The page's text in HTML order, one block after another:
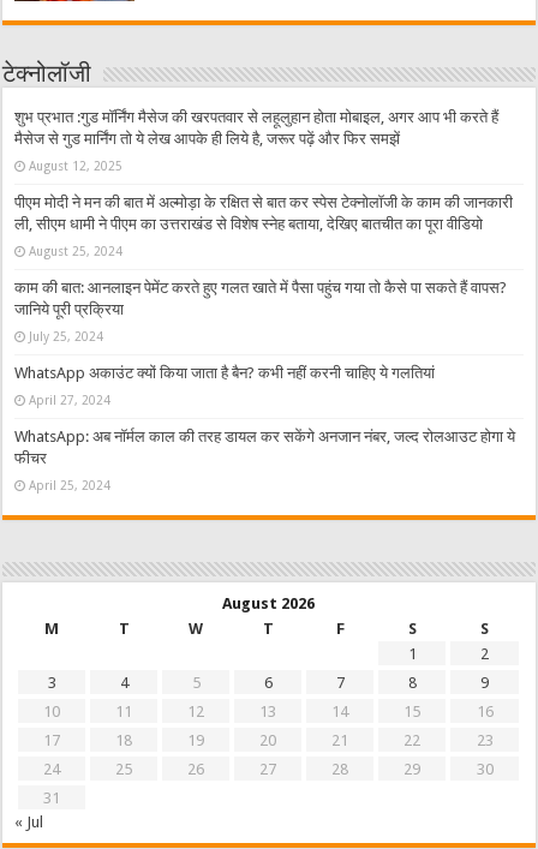
टेक्नोलॉजी
शुभ प्रभात :गुड मॉर्निंग मैसेज की खरपतवार से लहूलुहान होता मोबाइल, अगर आप भी करते हैं
मैसेज से गुड मार्निंग तो ये लेख आपके ही लिये है, जरूर पढ़ें और फिर समझें
August 12, 2025
पीएम मोदी ने मन की बात में अल्मोड़ा के रक्षित से बात कर स्पेस टेक्नोलॉजी के काम की जानकारी
ली, सीएम धामी ने पीएम का उत्तराखंड से विशेष स्नेह बताया, देखिए बातचीत का पूरा वीडियो
August 25, 2024
काम की बात: आनलाइन पेमेंट करते हुए गलत खाते में पैसा पहुंच गया तो कैसे पा सकते हैं वापस?
जानिये पूरी प्रक्रिया
July 25, 2024
WhatsApp अकाउंट क्यों किया जाता है बैन? कभी नहीं करनी चाहिए ये गलतियां
April 27, 2024
WhatsApp: अब नॉर्मल काल की तरह डायल कर सकेंगे अनजान नंबर, जल्द रोलआउट होगा ये
फीचर
April 25, 2024
August 2026
M
T W T F S
S
1
2
3
4 5 6 7 8
9
10
11 12 13 14 15
16
17
18 19 20 21 22
23
24
25 26 27 28 29
30
31
« Jul